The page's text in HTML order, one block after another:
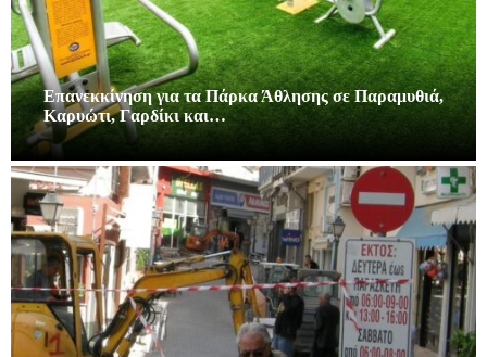
Επανεκκίνηση για τα Πάρκα Άθλησης σε Παραμυθιά,
Καρυώτι, Γαρδίκι και…